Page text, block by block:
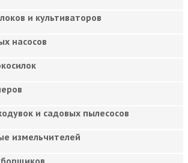
и культиваторов
насосов
и садовых пылесосов
измельчителей